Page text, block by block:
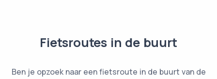
Fietsroutes in de buurt
Ben je opzoek naar een fietsroute in de buurt van de